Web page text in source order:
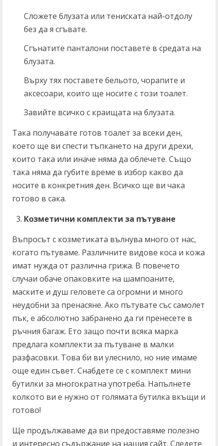
Сложете блузата или тениската най-отдолу
без да я сгъвате.
Сгънатите панталони поставете в средата на
блузата.
Върху тях поставете бельото, чорапите и
аксесоари, които ще носите с този тоалет.
Завийте всичко с краищата на блузата.
Така получавате готов тоалет за всеки ден,
което ще ви спести тъпкането на други дрехи,
които така или иначе няма да облечете. Също
така няма да губите време в избор какво да
носите в конкретния ден. Всичко ще ви чака
готово в сака.
Козметични комплекти за пътуване
Въпросът с козметиката вълнува много от нас,
когато пътуваме. Различните видове коса и кожа
имат нужда от различна грижа. В повечето
случаи обаче опаковките на шампоаните,
маските и душ геловете са огромни и много
неудобни за пренасяне. Ако пътувате със самолет
пък, е абсолютно забранено да ги пренесете в
ръчния багаж. Ето защо почти всяка марка
предлага комплекти за пътуване в малки
разфасовки. Това би ви улеснило, но ние имаме
още един съвет. Снабдете се с комплект мини
бутилки за многократна употреба. Напълнете
колкото ви е нужно от голямата бутилка вкъщи и
готово!
Ще продължаваме да ви предоставяме полезно
и интересно съдържание на нашия сайт. Следете